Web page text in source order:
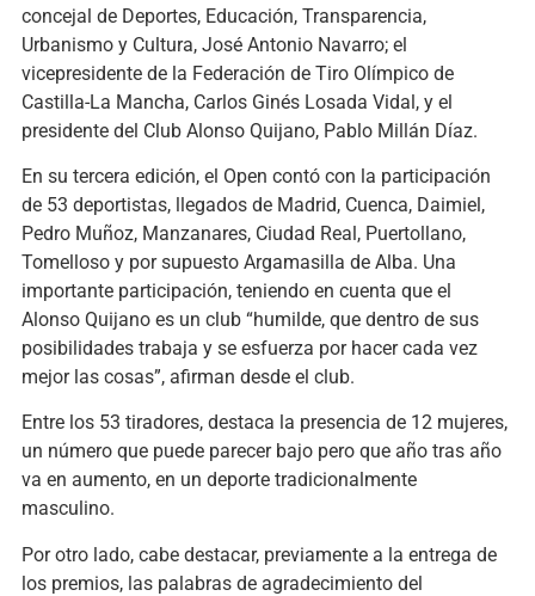
concejal de Deportes, Educación, Transparencia,
Urbanismo y Cultura, José Antonio Navarro; el
vicepresidente de la Federación de Tiro Olímpico de
Castilla-La Mancha, Carlos Ginés Losada Vidal, y el
presidente del Club Alonso Quijano, Pablo Millán Díaz.
En su tercera edición, el Open contó con la participación
de 53 deportistas, llegados de Madrid, Cuenca, Daimiel,
Pedro Muñoz, Manzanares, Ciudad Real, Puertollano,
Tomelloso y por supuesto Argamasilla de Alba. Una
importante participación, teniendo en cuenta que el
Alonso Quijano es un club “humilde, que dentro de sus
posibilidades trabaja y se esfuerza por hacer cada vez
mejor las cosas”, afirman desde el club.
Entre los 53 tiradores, destaca la presencia de 12 mujeres,
un número que puede parecer bajo pero que año tras año
va en aumento, en un deporte tradicionalmente
masculino.
Por otro lado, cabe destacar, previamente a la entrega de
los premios, las palabras de agradecimiento del